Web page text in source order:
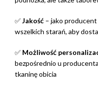
✅Jakość – jako
wszelkich starań, aby
✅ Możliwość
bezpośrednio u
tkaninę obicia